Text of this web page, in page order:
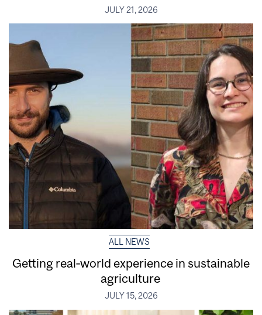
JULY 21, 2026
ALL NEWS
Getting real‑world experience in sustainable
agriculture
JULY 15, 2026